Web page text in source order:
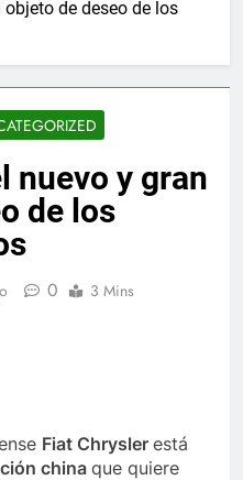
objeto de deseo de los
nuevo y gran
de los
0 3 Mins
Fiat Chrysler está
chinaque quiere